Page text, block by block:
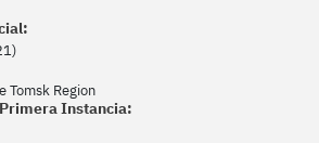
Tomsk Region
Instancia: